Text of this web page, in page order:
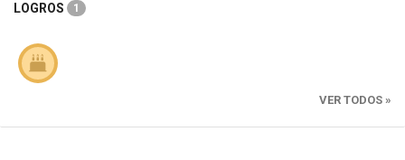
LOGROS 1
VER TODOS »